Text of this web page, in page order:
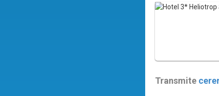
Transmite